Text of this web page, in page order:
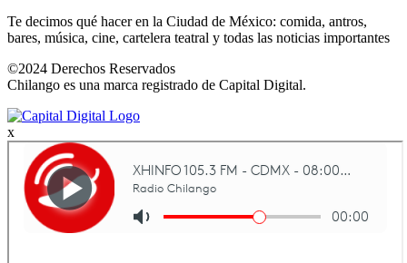
Te decimos qué hacer en la Ciudad de México: comida, antros,
bares, música, cine, cartelera teatral y todas las noticias importantes
©2024 Derechos Reservados
Chilango es una marca registrado de Capital Digital.
x